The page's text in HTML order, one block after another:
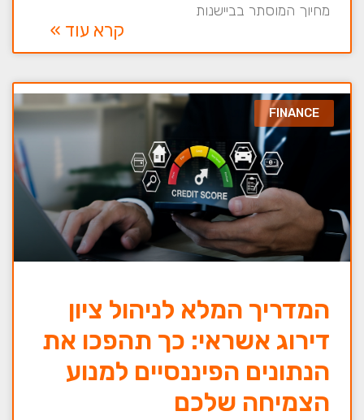
מחיוך המוסתר בביישנות
קרא עוד »
FINANCE
המדריך המלא לניהול ציון
דירוג אשראי: כך תהפכו את
הנתונים הפיננסיים למנוע
הצמיחה שלכם